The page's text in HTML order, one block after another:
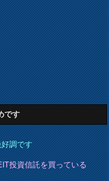
です
調です
投資信託を買っている